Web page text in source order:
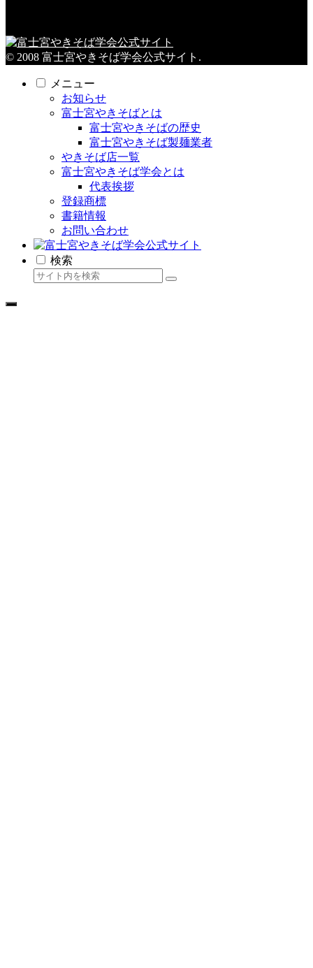
© 2008 富士宮やきそば学会公式サイト.
メニュー
お知らせ
富士宮やきそばとは
富士宮やきそばの歴史
富士宮やきそば製麺業者
やきそば店一覧
富士宮やきそば学会とは
代表挨拶
登録商標
書籍情報
お問い合わせ
検索